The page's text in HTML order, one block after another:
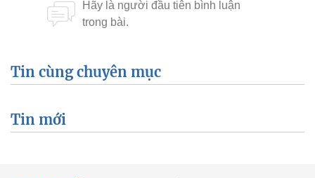
Tin cùng chuyên mục
Tin mới